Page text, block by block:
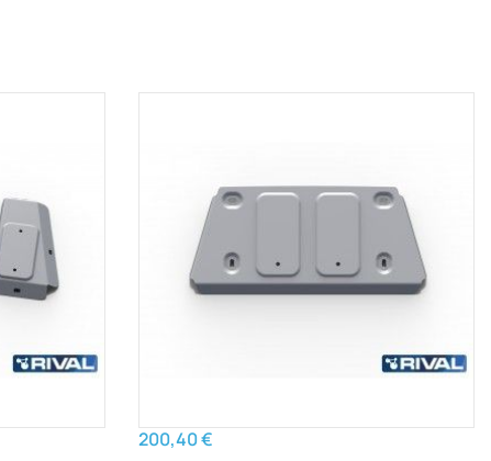
200,40 €